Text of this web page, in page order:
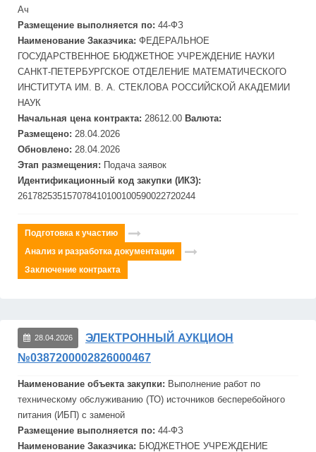
Ач
Размещение выполняется по: 44-ФЗ
Наименование Заказчика: ФЕДЕРАЛЬНОЕ
ГОСУДАРСТВЕННОЕ БЮДЖЕТНОЕ УЧРЕЖДЕНИЕ НАУКИ
САНКТ-ПЕТЕРБУРГСКОЕ ОТДЕЛЕНИЕ МАТЕМАТИЧЕСКОГО
ИНСТИТУТА ИМ. В. А. СТЕКЛОВА РОССИЙСКОЙ АКАДЕМИИ
НАУК
Начальная цена контракта: 28612.00 Валюта:
Размещено: 28.04.2026
Обновлено: 28.04.2026
Этап размещения: Подача заявок
Идентификационный код закупки (ИКЗ):
261782535157078410100100590022720244
Подготовка к участию
Анализ и разработка документации
Заключение контракта
28.04.2026
ЭЛЕКТРОННЫЙ АУКЦИОН
№0387200002826000467
Наименование объекта закупки: Выполнение работ по
техническому обслуживанию (ТО) источников бесперебойного
питания (ИБП) с заменой
Размещение выполняется по: 44-ФЗ
Наименование Заказчика: БЮДЖЕТНОЕ УЧРЕЖДЕНИЕ